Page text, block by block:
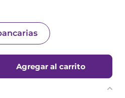
Agregar al carrito